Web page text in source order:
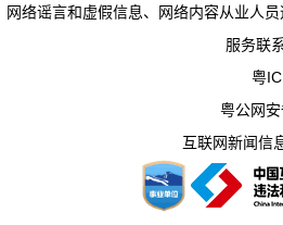
网络谣言和虚假信息、网络内容从业人
服务联
粤
粤公网
互联网新闻信